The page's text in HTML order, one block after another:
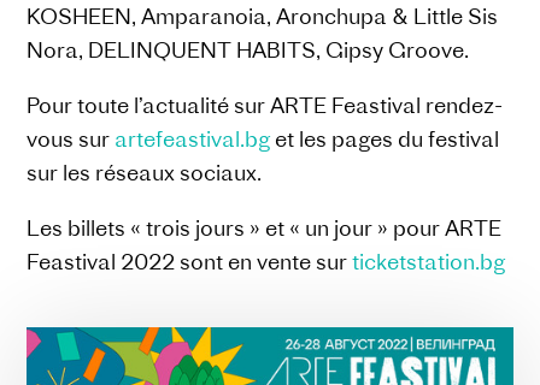
KOSHEEN, Amparanoia, Aronchupa & Little Sis
Nora, DELINQUENT HABITS, Gipsy Groove.
Pour toute l’actualité sur ARTE Feastival rendez-
vous sur artefeastival.bget les pages du festival
sur les réseaux sociaux.
Les billets « trois jours » et « un jour » pour ARTE
Feastival 2022 sont en vente surticketstation.bg